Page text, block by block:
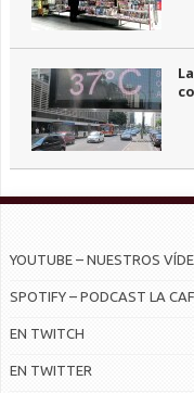
YOUTUBE – NUESTROS
SPOTIFY – PODCAST LA
EN TWITCH
EN TWITTER